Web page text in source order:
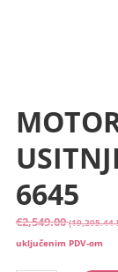
6645
€2,549.00 (19,205.44
uključenim PDV-om